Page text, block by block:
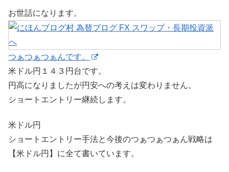
お世話になります。
つぁつぁつぁんです。
米ドル円１４３円台です。
円高になりましたが円安への考えは変わりません。
ショートエントリー継続します。
米ドル円
ショートエントリー手法と今後のつぁつぁつぁん戦略は
【米ドル円】に全て書いています。